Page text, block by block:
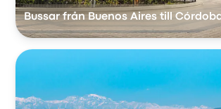
Bussar från Buenos Aires till